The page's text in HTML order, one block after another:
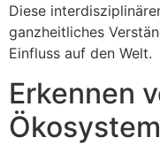
Diese
ganzheitliches
Einfluss auf den Welt.
Erkennen